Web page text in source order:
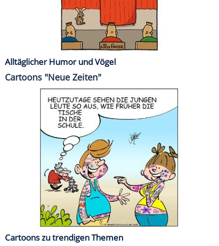
Alltäglicher Humor und Vögel
Cartoons "Neue Zeiten"
Cartoons zu trendigen Themen